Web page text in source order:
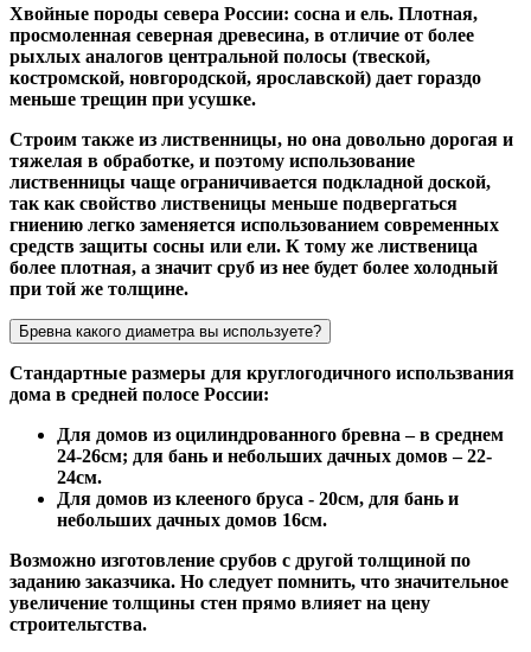
Хвойные породы севера России: сосна и ель. Плотная,
просмоленная северная древесина, в отличие от более
рыхлых аналогов центральной полосы (твеской,
костромской, новгородской, ярославской) дает гораздо
меньше трещин при усушке.
Строим также из лиственницы, но она довольно дорогая и
тяжелая в обработке, и поэтому использование
лиственницы чаще ограничивается подкладной доской,
так как свойство лиственицы меньше подвергаться
гниению легко заменяется использованием современных
средств защиты сосны или ели. К тому же лиственица
более плотная, а значит сруб из нее будет более холодный
при той же толщине.
Бревна какого диаметра вы используете?
Стандартные размеры для круглогодичного использвания
дома в средней полосе России:
Для домов из оцилиндрованного бревна – в среднем
24-26см; для бань и небольших дачных домов – 22-
24см.
Для домов из клееного бруса - 20см, для бань и
небольших дачных домов 16см.
Возможно изготовление срубов с другой толщиной по
заданию заказчика. Но следует помнить, что значительное
увеличение толщины стен прямо влияет на цену
строительтства.